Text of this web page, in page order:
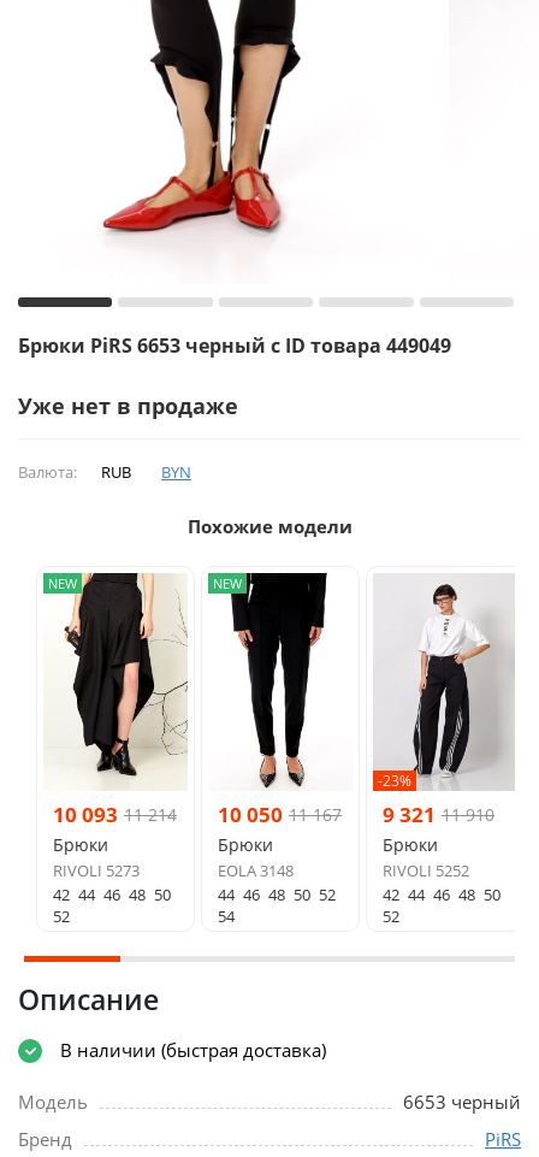
Брюки PiRS 6653 черный с ID товара 449049
Уже нет в продаже
Валюта: RUB BYN
Похожие модели
NEW
10 093 11 214
Брюки
RIVOLI 5273
42 44 46 48 50
52
NEW
10 050 11 167
Брюки
EOLA 3148
44 46 48 50 52
54
-23%
9 321 11 910
Брюки
RIVOLI 5252
42 44 46 48 50
52
Описание
В наличии (быстрая доставка)
Модель
6653 черный
Бренд
PiRS